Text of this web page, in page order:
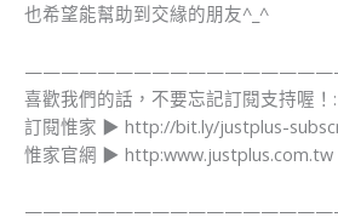
也希望能幫助到交緣的朋友^_^
喜歡我們的話，不要忘記訂閱支持喔！
訂閱惟家 ▶ http://bit.ly/justplus-
惟家官網 ▶ http:www.justplus.com.tw